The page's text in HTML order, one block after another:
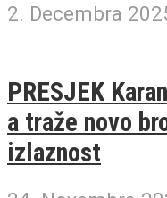
2. Decembra
PRESJEK
a traže novo
izlaznost